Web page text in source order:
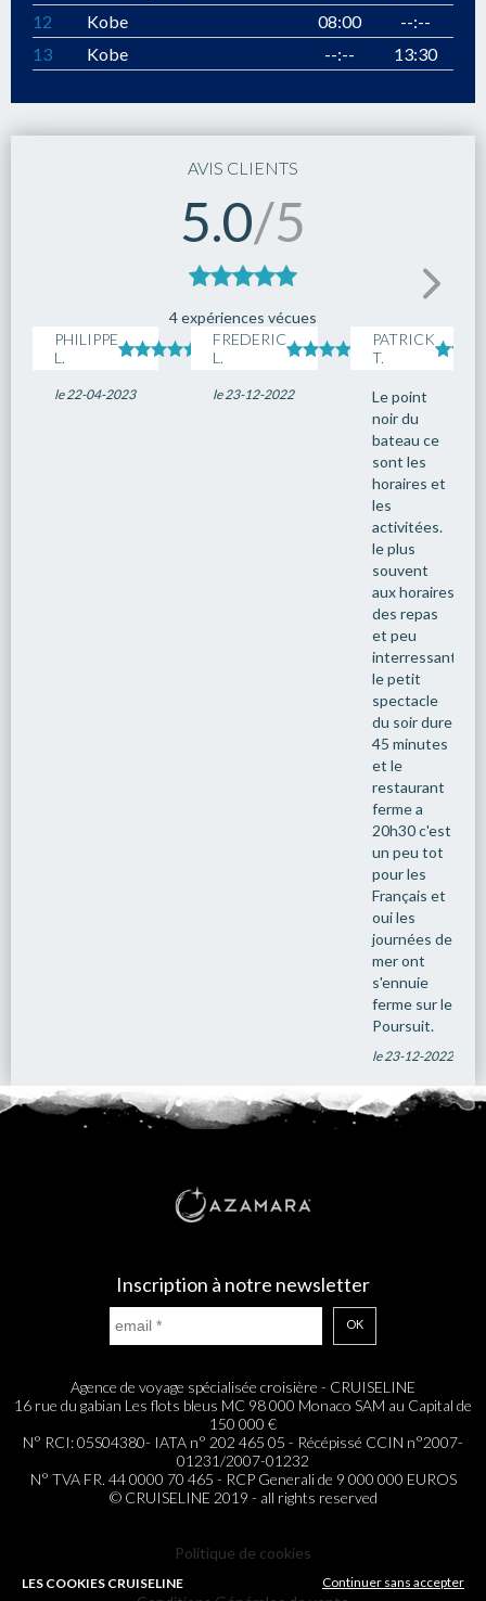
LES COOKIES CRUISELINE Continuer sans accepter
12
Kobe 08:00
--:--
13
Kobe --:--
13:30
AVIS CLIENTS
5.0/5
4 expériences vécues
PHILIPPE
L.
le 22-04-2023
FREDERIC
L.
le 23-12-2022
PATRICK
T.
Le point
noir du
bateau ce
sont les
horaires et
les
activitées.
le plus
souvent
aux horaires
des repas
et peu
interressantes.
le petit
spectacle
du soir dure
45 minutes
et le
restaurant
ferme a
20h30 c'est
un peu tot
pour les
Français et
oui les
journées de
mer ont
s'ennuie
ferme sur le
Poursuit.
le 23-12-2022
Inscription à notre newsletter
OK
Agence de voyage spécialisée croisière - CRUISELINE
16 rue du gabian Les flots bleus MC 98 000 Monaco SAM au Capital de
150 000 €
N° RCI: 05S04380- IATA n° 202 465 05 - Récépissé CCIN n°2007-
01231/2007-01232
N° TVA FR. 44 0000 70 465 - RCP Generali de 9 000 000 EUROS
© CRUISELINE 2019 - all rights reserved
Politique de cookies